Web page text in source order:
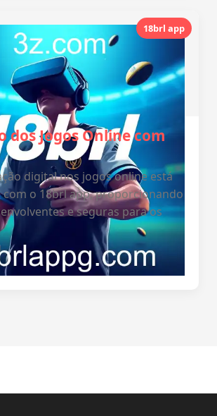
18brl app
dos Jogos Online com
digital nos jogos online está
com o 18brl app, proporcionando
e seguras para os